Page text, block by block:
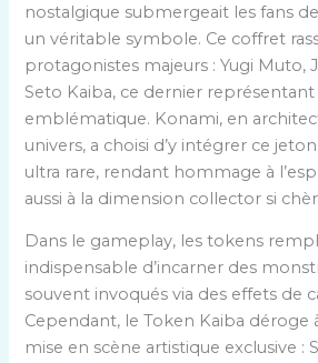
nostalgique submergeait les fans
un véritable symbole. Ce coffret
protagonistes majeurs : Yugi Muto,
Seto Kaiba, ce dernier représentant
emblématique. Konami, en
univers, a choisi d’y intégrer ce
ultra rare, rendant hommage à
aussi à la dimension collector si
Dans le gameplay, les tokens
indispensable d’incarner des
souvent invoqués via des effets de
Cependant, le Token Kaiba déroge
mise en scène artistique exclusive :